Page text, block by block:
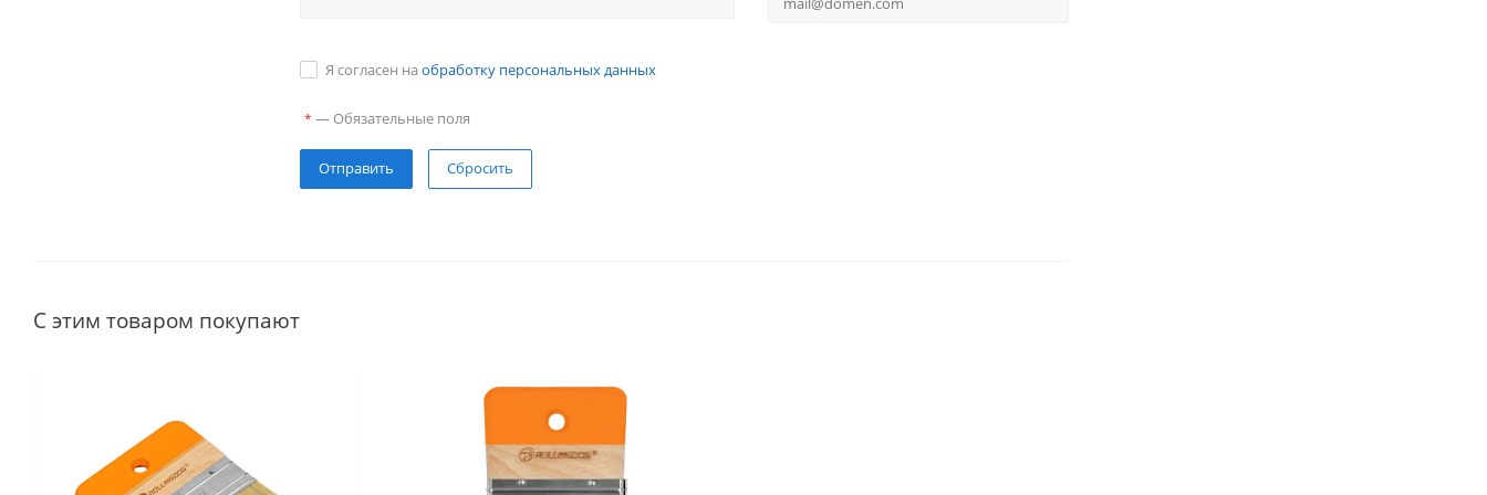
Я согласен наобработку персональных данных
* — Обязательные поля
Сбросить
С этим товаром покупают